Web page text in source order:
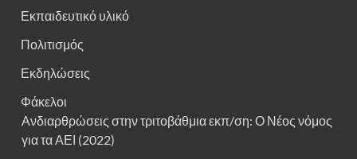
Εκπαιδευτικό υλικό
Πολιτισμός
Εκδηλώσεις
Φάκελοι
Ανδιαρθρώσεις στην τριτοβάθμια εκπ/ση: Ο Νέος νόμος
για τα ΑΕΙ (2022)